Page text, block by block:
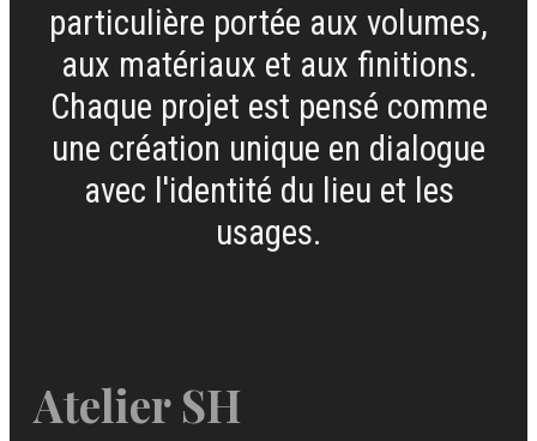
particulière portée aux volumes,
aux matériaux et aux finitions.
Chaque projet est pensé comme
une création unique en dialogue
avec l'identité du lieu et les
usages.
Atelier SH